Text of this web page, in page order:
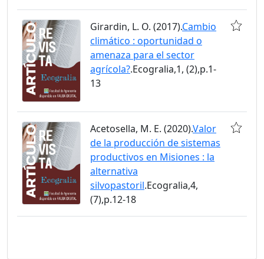
Girardin, L. O. (2017).Cambio
climático : oportunidad o
amenaza para el sector
agrícola?.Ecogralia,1, (2),p.1-
13
Acetosella, M. E. (2020).Valor
de la producción de sistemas
productivos en Misiones : la
alternativa
silvopastoril.Ecogralia,4,
(7),p.12-18